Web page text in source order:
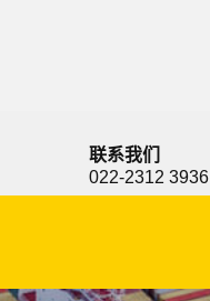
联系我们
022-2312 3936